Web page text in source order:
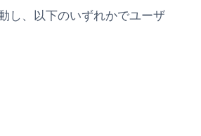
し、以下のいずれかでユーザ